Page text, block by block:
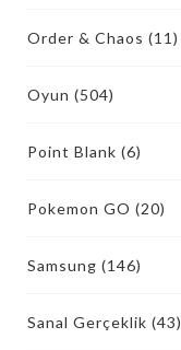
Order & Chaos (11)
Oyun (504)
Point Blank (6)
Pokemon GO (20)
Samsung (146)
Sanal Gerçeklik (43)